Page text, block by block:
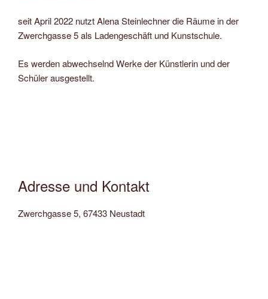
seit April 2022 nutzt Alena Steinlechner die Räume in der
Zwerchgasse 5 als Ladengeschäft und Kunstschule.
Es werden abwechselnd Werke der Künstlerin und der
Schüler ausgestellt.
Adresse und Kontakt
Zwerchgasse 5, 67433 Neustadt